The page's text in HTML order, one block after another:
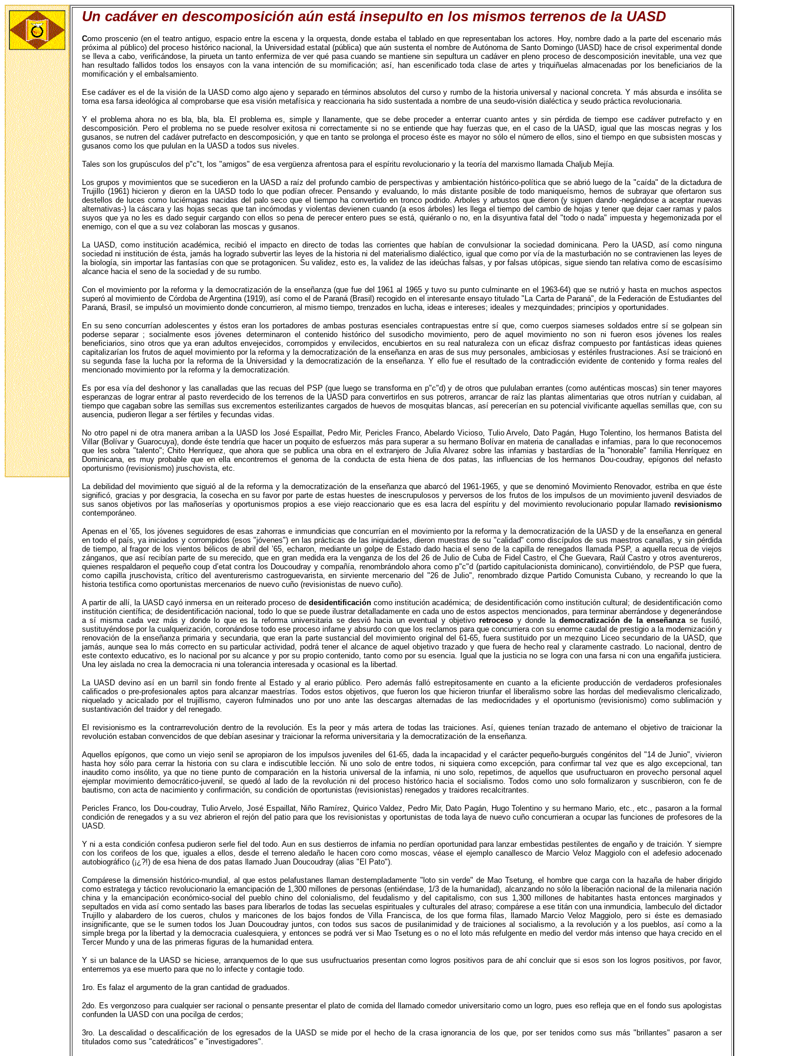
Un cadáver en descomposición aún está insepulto en los mismos terrenos de la UASD
Como proscenio (en el teatro antiguo, espacio entre la escena y la orquesta, donde estaba el tablado en que representaban los actores. Hoy, nombre dado a la parte del escenario más
próxima al público) del proceso histórico nacional, la Universidad estatal (pública) que aún sustenta el nombre de Autónoma de Santo Domingo (UASD) hace de crisol experimental donde
se lleva a cabo, verificándose, la pirueta un tanto enfermiza de ver qué pasa cuando se mantiene sin sepultura un cadáver en pleno proceso de descomposición inevitable, una vez que
han resultado fallidos todos los ensayos con la vana intención de su momificación; así, han escenificado toda clase de artes y triquiñuelas almacenadas por los beneficiarios de la
momificación y el embalsamiento.
Ese cadáver es el de la visión de la UASD como algo ajeno y separado en términos absolutos del curso y rumbo de la historia universal y nacional concreta. Y más absurda e insólita se
torna esa farsa ideológica al comprobarse que esa visión metafísica y reaccionaria ha sido sustentada a nombre de una seudo-visión dialéctica y seudo práctica revolucionaria.
Y el problema ahora no es bla, bla, bla. El problema es, simple y llanamente, que se debe proceder a enterrar cuanto antes y sin pérdida de tiempo ese cadáver putrefacto y en
descomposición. Pero el problema no se puede resolver exitosa ni correctamente si no se entiende que hay fuerzas que, en el caso de la UASD, igual que las moscas negras y los
gusanos, se nutren del cadáver putrefacto en descomposición, y que en tanto se prolonga el proceso éste es mayor no sólo el número de ellos, sino el tiempo en que subsisten moscas y
gusanos como los que pululan en la UASD a todos sus niveles.
Tales son los grupúsculos del p"c"t, los "amigos" de esa vergüenza afrentosa para el espíritu revolucionario y la teoría del marxismo llamada Chaljub Mejía.
Los grupos y movimientos que se sucedieron en la UASD a raíz del profundo cambio de perspectivas y ambientación histórico-política que se abrió luego de la "caída" de la dictadura de
Trujillo (1961) hicieron y dieron en la UASD todo lo que podían ofrecer. Pensando y evaluando, lo más distante posible de todo maniqueísmo, hemos de subrayar que ofertaron sus
destellos de luces como luciérnagas nacidas del palo seco que el tiempo ha convertido en tronco podrido. Arboles y arbustos que dieron (y siguen dando -negándose a aceptar nuevas
alternativas-) la cáscara y las hojas secas que tan incómodas y violentas devienen cuando (a esos árboles) les llega el tiempo del cambio de hojas y tener que dejar caer ramas y palos
suyos que ya no les es dado seguir cargando con ellos so pena de perecer entero pues se está, quiéranlo o no, en la disyuntiva fatal del "todo o nada" impuesta y hegemonizada por el
enemigo, con el que a su vez colaboran las moscas y gusanos.
La UASD, como institución académica, recibió el impacto en directo de todas las corrientes que habían de convulsionar la sociedad dominicana. Pero la UASD, así como ninguna
sociedad ni institución de ésta, jamás ha logrado subvertir las leyes de la historia ni del materialismo dialéctico, igual que como por vía de la masturbación no se contravienen las leyes de
la biología, sin importar las fantasías con que se protagonicen. Su validez, esto es, la validez de las ideúchas falsas, y por falsas utópicas, sigue siendo tan relativa como de escasísimo
alcance hacia el seno de la sociedad y de su rumbo.
Con el movimiento por la reforma y la democratización de la enseñanza (que fue del 1961 al 1965 y tuvo su punto culminante en el 1963-64) que se nutrió y hasta en muchos aspectos
superó al movimiento de Córdoba de Argentina (1919), así como el de Paraná (Brasil) recogido en el interesante ensayo titulado "La Carta de Paraná", de la Federación de Estudiantes del
Paraná, Brasil, se impulsó un movimiento donde concurrieron, al mismo tiempo, trenzados en lucha, ideas e intereses; ideales y mezquindades; principios y oportunidades.
En su seno concurrían adolescentes y éstos eran los portadores de ambas posturas esenciales contrapuestas entre sí que, como cuerpos siameses soldados entre sí se golpean sin
poderse separar ; socialmente esos jóvenes determinaron el contenido histórico del susodicho movimiento, pero de aquel movimiento no son ni fueron esos jóvenes los reales
beneficiarios, sino otros que ya eran adultos envejecidos, corrompidos y envilecidos, encubiertos en su real naturaleza con un eficaz disfraz compuesto por fantásticas ideas quienes
capitalizarían los frutos de aquel movimiento por la reforma y la democratización de la enseñanza en aras de sus muy personales, ambiciosas y estériles frustraciones. Así se traicionó en
su segunda fase la lucha por la reforma de la Universidad y la democratización de la enseñanza. Y ello fue el resultado de la contradicción evidente de contenido y forma reales del
mencionado movimiento por la reforma y la democratización.
Es por esa vía del deshonor y las canalladas que las recuas del PSP (que luego se transforma en p"c"d) y de otros que pululaban errantes (como auténticas moscas) sin tener mayores
esperanzas de lograr entrar al pasto reverdecido de los terrenos de la UASD para convertirlos en sus potreros, arrancar de raíz las plantas alimentarias que otros nutrían y cuidaban, al
tiempo que cagaban sobre las semillas sus excrementos esterilizantes cargados de huevos de mosquitas blancas, así perecerían en su potencial vivificante aquellas semillas que, con su
ausencia, pudieron llegar a ser fértiles y fecundas vidas.
No otro papel ni de otra manera arriban a la UASD los José Espaillat, Pedro Mir, Pericles Franco, Abelardo Vicioso, Tulio Arvelo, Dato Pagán, Hugo Tolentino, los hermanos Batista del
Villar (Bolívar y Guarocuya), donde éste tendría que hacer un poquito de esfuerzos más para superar a su hermano Bolívar en materia de canalladas e infamias, para lo que reconocemos
que les sobra "talento"; Chito Henríquez, que ahora que se publica una obra en el extranjero de Julia Alvarez sobre las infamias y bastardías de la "honorable" familia Henríquez en
Dominicana, es muy probable que en ella encontremos el genoma de la conducta de esta hiena de dos patas, las influencias de los hermanos Dou-coudray, epígonos del nefasto
oportunismo (revisionismo) jruschovista, etc.
La debilidad del movimiento que siguió al de la reforma y la democratización de la enseñanza que abarcó del 1961-1965, y que se denominó Movimiento Renovador, estriba en que éste
significó, gracias y por desgracia, la cosecha en su favor por parte de estas huestes de inescrupulosos y perversos de los frutos de los impulsos de un movimiento juvenil desviados de
sus sanos objetivos por las mañoserías y oportunismos propios a ese viejo reaccionario que es esa lacra del espíritu y del movimiento revolucionario popular llamado revisionismo
contemporáneo.
Apenas en el ’65, los jóvenes seguidores de esas zahorras e inmundicias que concurrían en el movimiento por la reforma y la democratización de la UASD y de la enseñanza en general
en todo el país, ya iniciados y corrompidos (esos "jóvenes") en las prácticas de las iniquidades, dieron muestras de su "calidad" como discípulos de sus maestros canallas, y sin pérdida
de tiempo, al fragor de los vientos bélicos de abril del ’65, echaron, mediante un golpe de Estado dado hacia el seno de la capilla de renegados llamada PSP, a aquella recua de viejos
zánganos, que así recibían parte de su merecido, que en gran medida era la venganza de los del 26 de Julio de Cuba de Fidel Castro, el Che Guevara, Raúl Castro y otros aventureros,
quienes respaldaron el pequeño coup d’etat contra los Doucoudray y compañía, renombrándolo ahora como p"c"d (partido capitulacionista dominicano), convirtiéndolo, de PSP que fuera,
como capilla jruschovista, crítico del aventurerismo castroguevarista, en sirviente mercenario del "26 de Julio", renombrado dizque Partido Comunista Cubano, y recreando lo que la
historia testifica como oportunistas mercenarios de nuevo cuño (revisionistas de nuevo cuño).
A partir de allí, la UASD cayó inmersa en un reiterado proceso de desidentificacióncomo institución académica; de desidentificación como institución cultural; de desidentificación como
institución científica; de desidentificación nacional, todo lo que se puede ilustrar detalladamente en cada uno de estos aspectos mencionados, para terminar aberrándose y degenerándose
a sí misma cada vez más y donde lo que es la reforma universitaria se desvió hacia un eventual y objetivoretroceso y donde lademocratización de la enseñanzase fusiló,
sustituyéndose por la cualquerización, coronándose todo ese proceso infame y absurdo con que los reclamos para que concurriera con su enorme caudal de prestigio a la modernización y
renovación de la enseñanza primaria y secundaria, que eran la parte sustancial del movimiento original del 61-65, fuera sustituido por un mezquino Liceo secundario de la UASD, que
jamás, aunque sea lo más correcto en su particular actividad, podrá tener el alcance de aquel objetivo trazado y que fuera de hecho real y claramente castrado. Lo nacional, dentro de
este contexto educativo, es lo nacional por su alcance y por su propio contenido, tanto como por su esencia. Igual que la justicia no se logra con una farsa ni con una engañifa justiciera.
Una ley aislada no crea la democracia ni una tolerancia interesada y ocasional es la libertad.
La UASD devino así en un barril sin fondo frente al Estado y al erario público. Pero además falló estrepitosamente en cuanto a la eficiente producción de verdaderos profesionales
calificados o pre-profesionales aptos para alcanzar maestrías. Todos estos objetivos, que fueron los que hicieron triunfar el liberalismo sobre las hordas del medievalismo clericalizado,
niquelado y acicalado por el trujillismo, cayeron fulminados uno por uno ante las descargas alternadas de las mediocridades y el oportunismo (revisionismo) como sublimación y
sustantivación del traidor y del renegado.
El revisionismo es la contrarrevolución dentro de la revolución. Es la peor y más artera de todas las traiciones. Así, quienes tenían trazado de antemano el objetivo de traicionar la
revolución estaban convencidos de que debían asesinar y traicionar la reforma universitaria y la democratización de la enseñanza.
Aquellos epígonos, que como un viejo senil se apropiaron de los impulsos juveniles del 61-65, dada la incapacidad y el carácter pequeño-burgués congénitos del "14 de Junio", vivieron
hasta hoy sólo para cerrar la historia con su clara e indiscutible lección. Ni uno solo de entre todos, ni siquiera como excepción, para confirmar tal vez que es algo excepcional, tan
inaudito como insólito, ya que no tiene punto de comparación en la historia universal de la infamia, ni uno solo, repetimos, de aquellos que usufructuaron en provecho personal aquel
ejemplar movimiento democrático-juvenil, se quedó al lado de la revolución ni del proceso histórico hacia el socialismo. Todos como uno solo formalizaron y suscribieron, con fe de
bautismo, con acta de nacimiento y confirmación, su condición de oportunistas (revisionistas) renegados y traidores recalcitrantes.
Pericles Franco, los Dou-coudray, Tulio Arvelo, José Espaillat, Niño Ramírez, Quirico Valdez, Pedro Mir, Dato Pagán, Hugo Tolentino y su hermano Mario, etc., etc., pasaron a la formal
condición de renegados y a su vez abrieron el rejón del patio para que los revisionistas y oportunistas de toda laya de nuevo cuño concurrieran a ocupar las funciones de profesores de la
UASD.
Y ni a esta condición confesa pudieron serle fiel del todo. Aun en sus destierros de infamia no perdían oportunidad para lanzar embestidas pestilentes de engaño y de traición. Y siempre
con los corifeos de los que, iguales a ellos, desde el terreno aledaño le hacen coro como moscas, véase el ejemplo canallesco de Marcio Veloz Maggiolo con el adefesio adocenado
autobiográfico (¡¿?!) de esa hiena de dos patas llamado Juan Doucoudray (alias "El Pato").
Compárese la dimensión histórico-mundial, al que estos pelafustanes llaman destempladamente "loto sin verde" de Mao Tsetung, el hombre que carga con la hazaña de haber dirigido
como estratega y táctico revolucionario la emancipación de 1,300 millones de personas (entiéndase, 1/3 de la humanidad), alcanzando no sólo la liberación nacional de la milenaria nación
china y la emancipación económico-social del pueblo chino del colonialismo, del feudalismo y del capitalismo, con sus 1,300 millones de habitantes hasta entonces marginados y
sepultados en vida así como sentado las bases para liberarlos de todas las secuelas espirituales y culturales del atraso; compárese a ese titán con una inmundicia, lambeculo del dictador
Trujillo y alabardero de los cueros, chulos y maricones de los bajos fondos de Villa Francisca, de los que forma filas, llamado Marcio Veloz Maggiolo, pero si éste es demasiado
insignificante, que se le sumen todos los Juan Doucoudray juntos, con todos sus sacos de pusilanimidad y de traiciones al socialismo, a la revolución y a los pueblos, así como a la
simple brega por la libertad y la democracia cualesquiera, y entonces se podrá ver si Mao Tsetung es o no el loto más refulgente en medio del verdor más intenso que haya crecido en el
Tercer Mundo y una de las primeras figuras de la humanidad entera.
Y si un balance de la UASD se hiciese, arranquemos de lo que sus usufructuarios presentan como logros positivos para de ahí concluir que si esos son los logros positivos, por favor,
enterremos ya ese muerto para que no lo infecte y contagie todo.
1ro. Es falaz el argumento de la gran cantidad de graduados.
2do. Es vergonzoso para cualquier ser racional o pensante presentar el plato de comida del llamado comedor universitario como un logro, pues eso refleja que en el fondo sus apologistas
confunden la UASD con una pocilga de cerdos;
3ro. La descalidad o descalificación de los egresados de la UASD se mide por el hecho de la crasa ignorancia de los que, por ser tenidos como sus más "brillantes" pasaron a ser
titulados como sus "catedráticos" e "investigadores".